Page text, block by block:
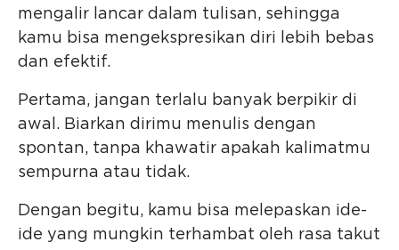
mengalir lancar dalam tulisan, sehingga
kamu bisa mengekspresikan diri lebih bebas
dan efektif.
Pertama, jangan terlalu banyak berpikir di
awal. Biarkan dirimu menulis dengan
spontan, tanpa khawatir apakah kalimatmu
sempurna atau tidak.
Dengan begitu, kamu bisa melepaskan ide-
ide yang mungkin terhambat oleh rasa takut